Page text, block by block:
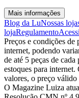
Mais informações
Blog da LuNossas
lojaRegulamento
Preços e condições de
internet, podendo
de até 5 peças de
estoques para internet.
valores, o preço válido
O Magazine Luiza